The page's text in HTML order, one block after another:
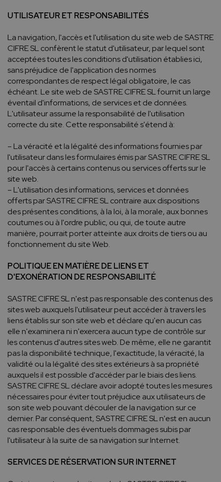
UTILISATEUR ET RESPONSABILITÉS
La navigation, l'accès et l'utilisation du site web de SASTRE
CIFRE SL confèrent le statut d'utilisateur, par lequel sont
acceptées toutes les conditions d'utilisation établies ici,
sans préjudice de l'application des normes
correspondantes de respect légal obligatoire, le cas
échéant. Le site web de SASTRE CIFRE SL fournit un large
éventail d'informations, de services et de données.
L'utilisateur assume la responsabilité de l'utilisation
correcte du site. Cette responsabilité s'étend à:
– La véracité et la légalité des informations fournies par
l'utilisateur dans les formulaires émis par SASTRE CIFRE SL
pour l'accès à certains contenus ou services offerts sur le
site web.
– L'utilisation des informations, services et données
offerts par SASTRE CIFRE SL contraire aux dispositions
des présentes conditions, à la loi, à la morale, aux bonnes
coutumes ou à l'ordre public, ou qui, de toute autre
manière, pourrait porter atteinte aux droits de tiers ou au
fonctionnement du site Web.
POLITIQUE EN MATIÈRE DE LIENS ET
D'EXONÉRATION DE RESPONSABILITÉ
SASTRE CIFRE SL n'est pas responsable des contenus des
sites web auxquels l'utilisateur peut accéder à travers les
liens établis sur son site web et déclare qu'en aucun cas
elle n'examinera ni n'exercera aucun type de contrôle sur
les contenus d'autres sites web. De même, elle ne garantit
pas la disponibilité technique, l'exactitude, la véracité, la
validité ou la légalité des sites extérieurs à sa propriété
auxquels il est possible d'accéder par le biais des liens.
SASTRE CIFRE SL déclare avoir adopté toutes les mesures
nécessaires pour éviter tout préjudice aux utilisateurs de
son site web pouvant découler de la navigation sur ce
dernier. Par conséquent, SASTRE CIFRE SL n'est en aucun
cas responsable des éventuels dommages subis par
l'utilisateur à la suite de sa navigation sur Internet.
SERVICES DE RÉSERVATION SUR INTERNET